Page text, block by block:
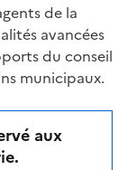
de la
avancées
du conseil
municipaux.
aux